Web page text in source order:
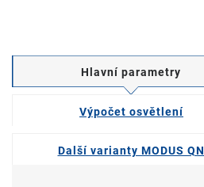
Hlavní parametry
Výpočet osvětlení
Další varianty MODUS QN